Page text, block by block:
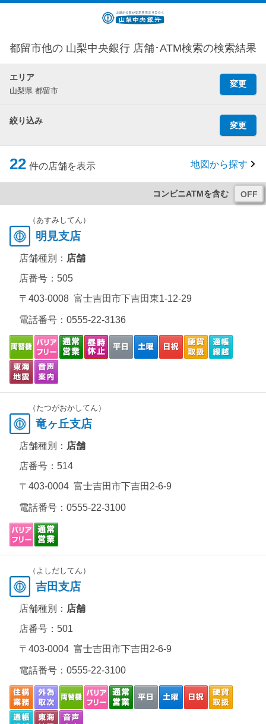
都留市他の 山梨中央銀行 店舗･ATM検索の検索結果
エリア
山梨県 都留市
変更
絞り込み 変更
22 件の店舗を表示 地図から探す
コンビニATMを含む
（あすみしてん）
明見支店
店舗種別： 店舗
店番号：505
〒403-0008 富士吉田市下吉田東1-12-29
電話番号： 0555-22-3136
（たつがおかしてん）
竜ヶ丘支店
店舗種別： 店舗
店番号：514
〒403-0004 富士吉田市下吉田2-6-9
電話番号： 0555-22-3100
（よしだしてん）
吉田支店
店舗種別： 店舗
店番号：501
〒403-0004 富士吉田市下吉田2-6-9
電話番号： 0555-22-3100